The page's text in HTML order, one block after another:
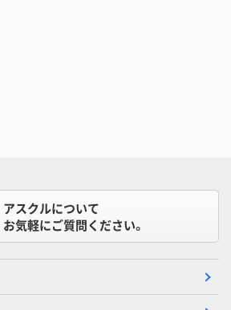
アスクルについて
お気軽にご質問ください。